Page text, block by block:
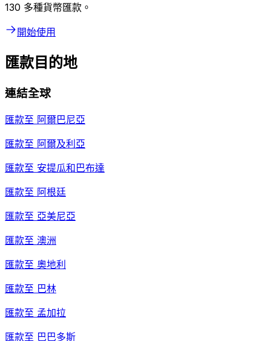
130 多種貨幣匯款。
開始使用
匯款目的地
連結全球
匯款至 阿爾巴尼亞
匯款至 阿爾及利亞
匯款至 安提瓜和巴布達
匯款至 阿根廷
匯款至 亞美尼亞
匯款至 澳洲
匯款至 奧地利
匯款至 巴林
匯款至 孟加拉
匯款至 巴巴多斯